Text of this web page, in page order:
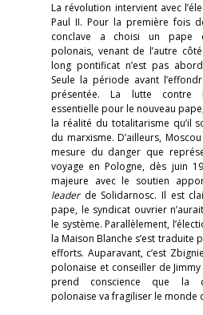
La révolution intervient avec
Paul II. Pour la première fois
conclave a choisi un pape
polonais, venant de l’autre
long pontificat n’est pas
Seule la période avant
présentée. La lutte contre
essentielle pour le nouveau
la réalité du totalitarisme qu’il
du marxisme. D’ailleurs,
mesure du danger que
voyage en Pologne, dès juin
majeure avec le soutien
leader de Solidarnosc. Il est
pape, le syndicat ouvrier
le système. Parallèlement,
la Maison Blanche s’est traduite
efforts. Auparavant, c’est
polonaise et conseiller de
prend conscience que la
polonaise va fragiliser le monde